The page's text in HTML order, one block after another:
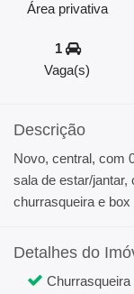
Área privativa
1
Vaga(s)
Descrição
Novo, central, com
sala de estar/
churrasqueira e
Detalhes do
Churrasqueira